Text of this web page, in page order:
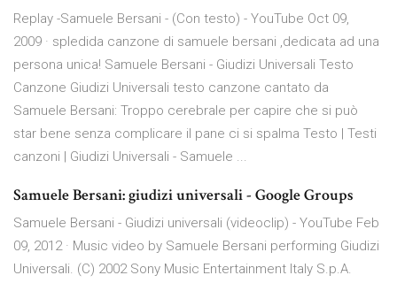
Replay -Samuele Bersani - (Con testo) - YouTube Oct 09,
2009 · spledida canzone di samuele bersani ,dedicata ad una
persona unica! Samuele Bersani - Giudizi Universali Testo
Canzone Giudizi Universali testo canzone cantato da
Samuele Bersani: Troppo cerebrale per capire che si può
star bene senza complicare il pane ci si spalma Testo | Testi
canzoni | Giudizi Universali - Samuele ...
Samuele Bersani: giudizi universali - Google Groups
Samuele Bersani - Giudizi universali (videoclip) - YouTube Feb
09, 2012 · Music video by Samuele Bersani performing Giudizi
Universali. (C) 2002 Sony Music Entertainment Italy S.p.A.